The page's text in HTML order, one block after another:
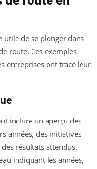
utile de se plonger dans
route. Ces exemples
entreprises ont tracé leur
inclure un aperçu des
années, des initiatives
des résultats attendus.
indiquant les années,